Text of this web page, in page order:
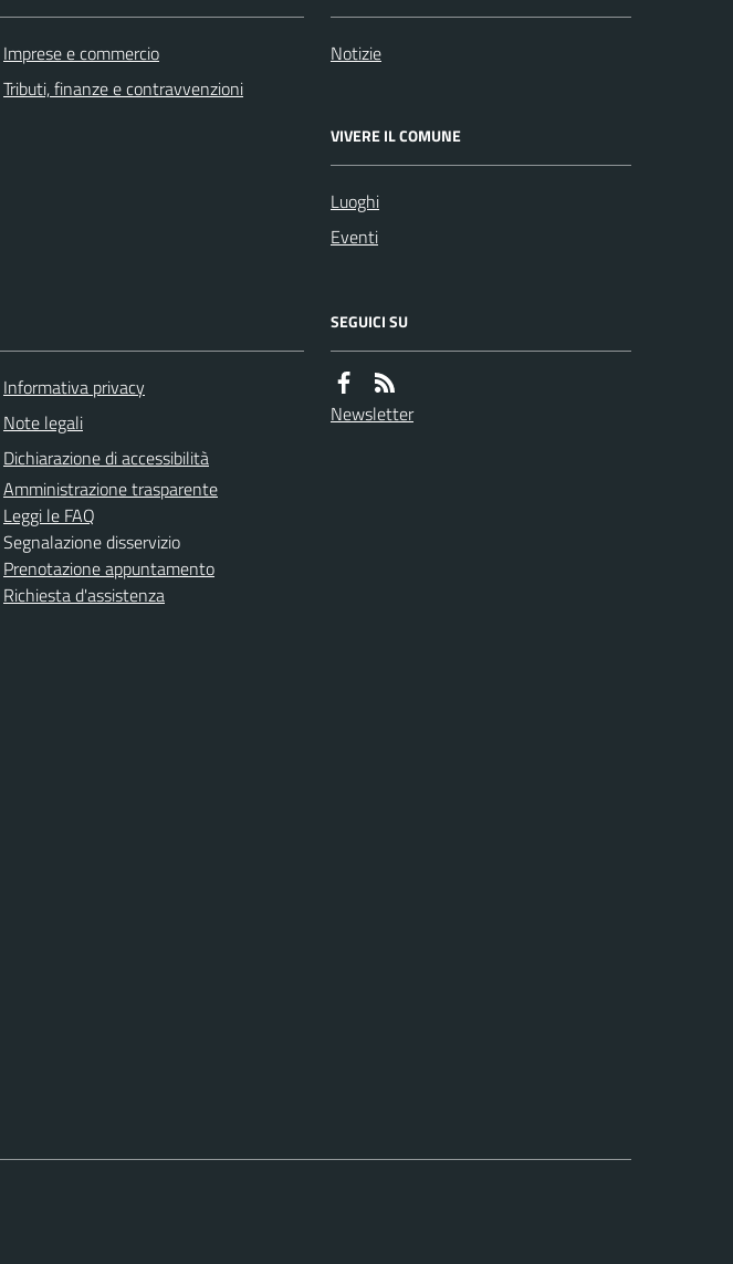
Imprese e commercio
Tributi, finanze e contravvenzioni
Notizie
VIVERE IL COMUNE
Luoghi
Eventi
Informativa privacy
Note legali
Dichiarazione di accessibilità
Amministrazione trasparente
Leggi le FAQ
Segnalazione disservizio
Prenotazione appuntamento
Richiesta d'assistenza
SEGUICI SU
Newsletter